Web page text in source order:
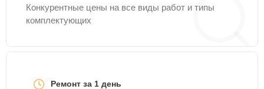
Конкурентные цены на все виды работ и типы
комплектующих
Ремонт за 1 день